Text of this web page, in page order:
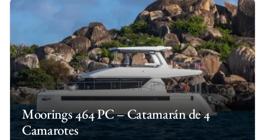
Moorings 464 PC – Catamarán de 4
Camarotes